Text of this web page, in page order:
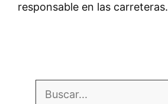
responsable en las carreteras.
Buscar: